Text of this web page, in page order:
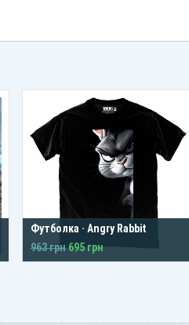
Футболка · Angry Rabbit
963 грн 695 грн